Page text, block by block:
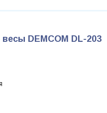
DEMCOM DL-203